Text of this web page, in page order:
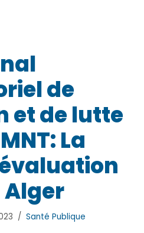
de
et de lutte
La
Alger
Santé Publique